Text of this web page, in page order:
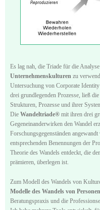
Es lag nah, die Triade für die
Unternehmenskulturen zu
Untersuchung von Corporate
drei grundlegenden Prozesse, ließ
Strukturen, Prozesse und ihrer
Die Wandeltriade® mit ihren drei
Gegeneinanderwirken den Wandel
Forschungsgegenständen
entsprechenden Benennungen der
Theorie des Wandels entdeckt, die
prämieren, überlegen ist.
Zum Modell des Wandels von
Modelle des Wandels von
Beratungspraxis und die